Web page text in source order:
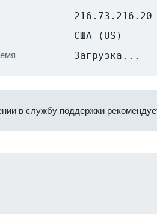
216.73.216.20
США (US)
Загрузка...
в службу поддержки